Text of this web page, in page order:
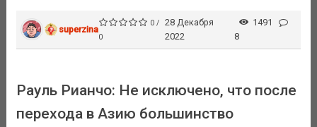
superzina
0 /
0
28 Декабря
2022
1491
8
Рауль Рианчо: Не исключено, что после
перехода в Азию большинство